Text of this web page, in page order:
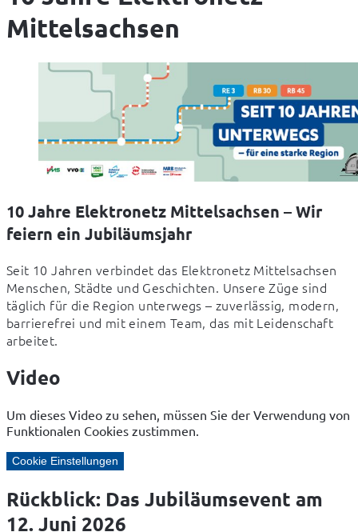
Mittelsachsen
10 Jahre Elektronetz Mittelsachsen – Wir
feiern ein Jubiläumsjahr
Seit 10 Jahren verbindet das Elektronetz Mittelsachsen
Menschen, Städte und Geschichten. Unsere Züge sind
täglich für die Region unterwegs – zuverlässig, modern,
barrierefrei und mit einem Team, das mit Leidenschaft
arbeitet.
Video
Um dieses Video zu sehen, müssen Sie der Verwendung von
Funktionalen Cookies zustimmen.
Cookie Einstellungen
Rückblick: Das Jubiläumsevent am
12. Juni 2026